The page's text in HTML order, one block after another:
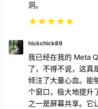
洞。
★★★★★
hickchick89
我已经在我的 Meta
了，不得不说，这真
倾注了大量心血。能
个窗口，极大地提升
之一是屏幕共享。